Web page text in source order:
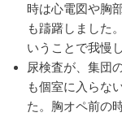
時は心電図や胸
も躊躇しました
いうことで我慢
尿検査が、集団
も個室に入らな
た。胸オペ前の